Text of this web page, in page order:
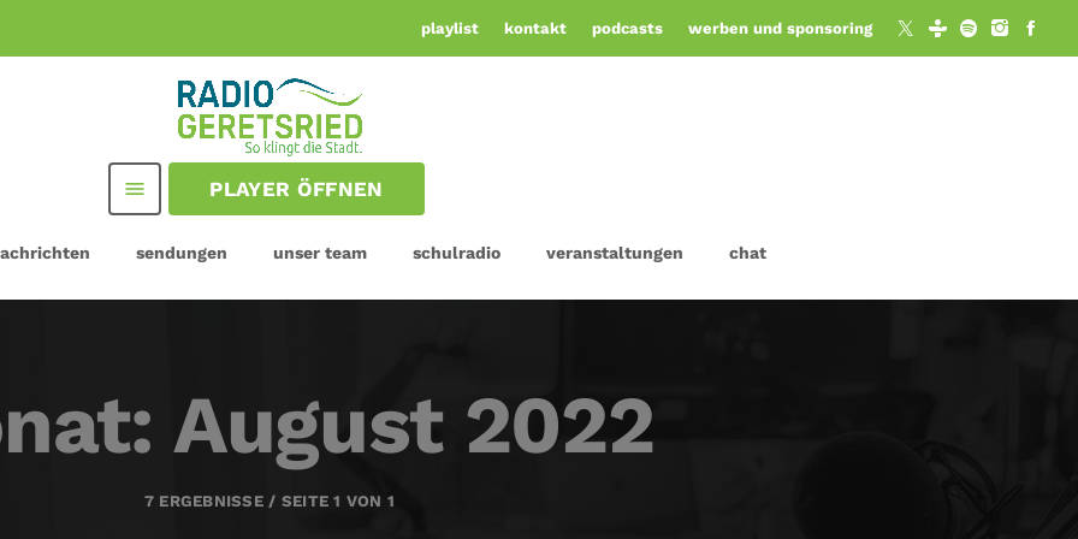
playlist kontakt podcasts werben und sponsoring
sendungen unser team schulradio veranstaltungen chat
menu PLAYER ÖFFNEN
August 2022
7 ERGEBNISSE / SEITE 1 VON 1